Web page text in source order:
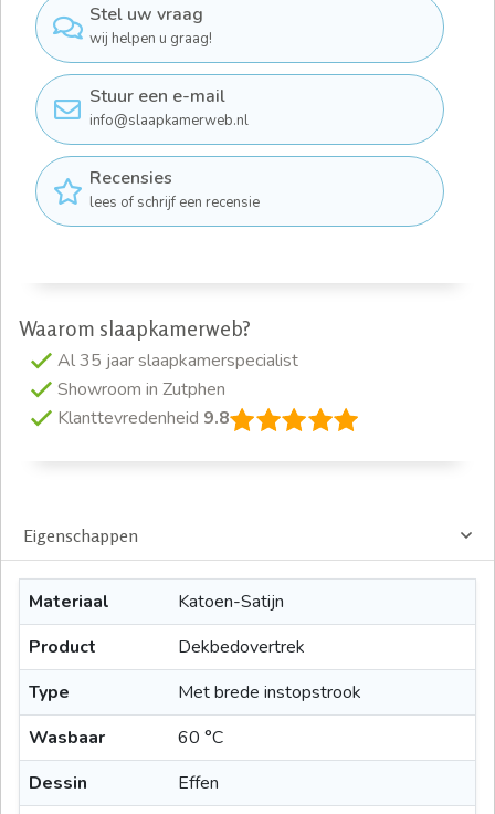
Stel uw vraag
wij helpen u graag!
Stuur een e-mail
info@slaapkamerweb.nl
Recensies
lees of schrijf een recensie
Waarom slaapkamerweb?
Al 35 jaar slaapkamerspecialist
Showroom in Zutphen
Klanttevredenheid 9.8
Eigenschappen
Materiaal
Katoen-Satijn
Product
Dekbedovertrek
Type
Met brede instopstrook
Wasbaar
60 °C
Dessin
Effen